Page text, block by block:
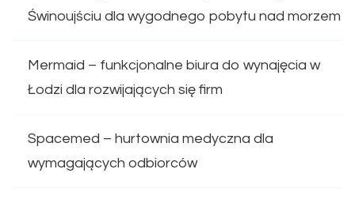
Świnoujściu dla wygodnego pobytu nad morzem
Mermaid – funkcjonalne biura do wynajęcia w
Łodzi dla rozwijających się firm
Spacemed – hurtownia medyczna dla
wymagających odbiorców